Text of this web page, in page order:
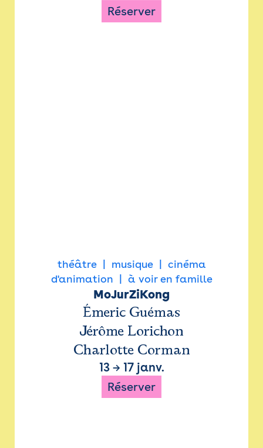
Réserver
théâtre musique
cinéma
d'animation
à voir en famille
MoJurZiKong
Émeric Guémas
Jérôme Lorichon
Charlotte Corman
13→ 17 janv.
Réserver